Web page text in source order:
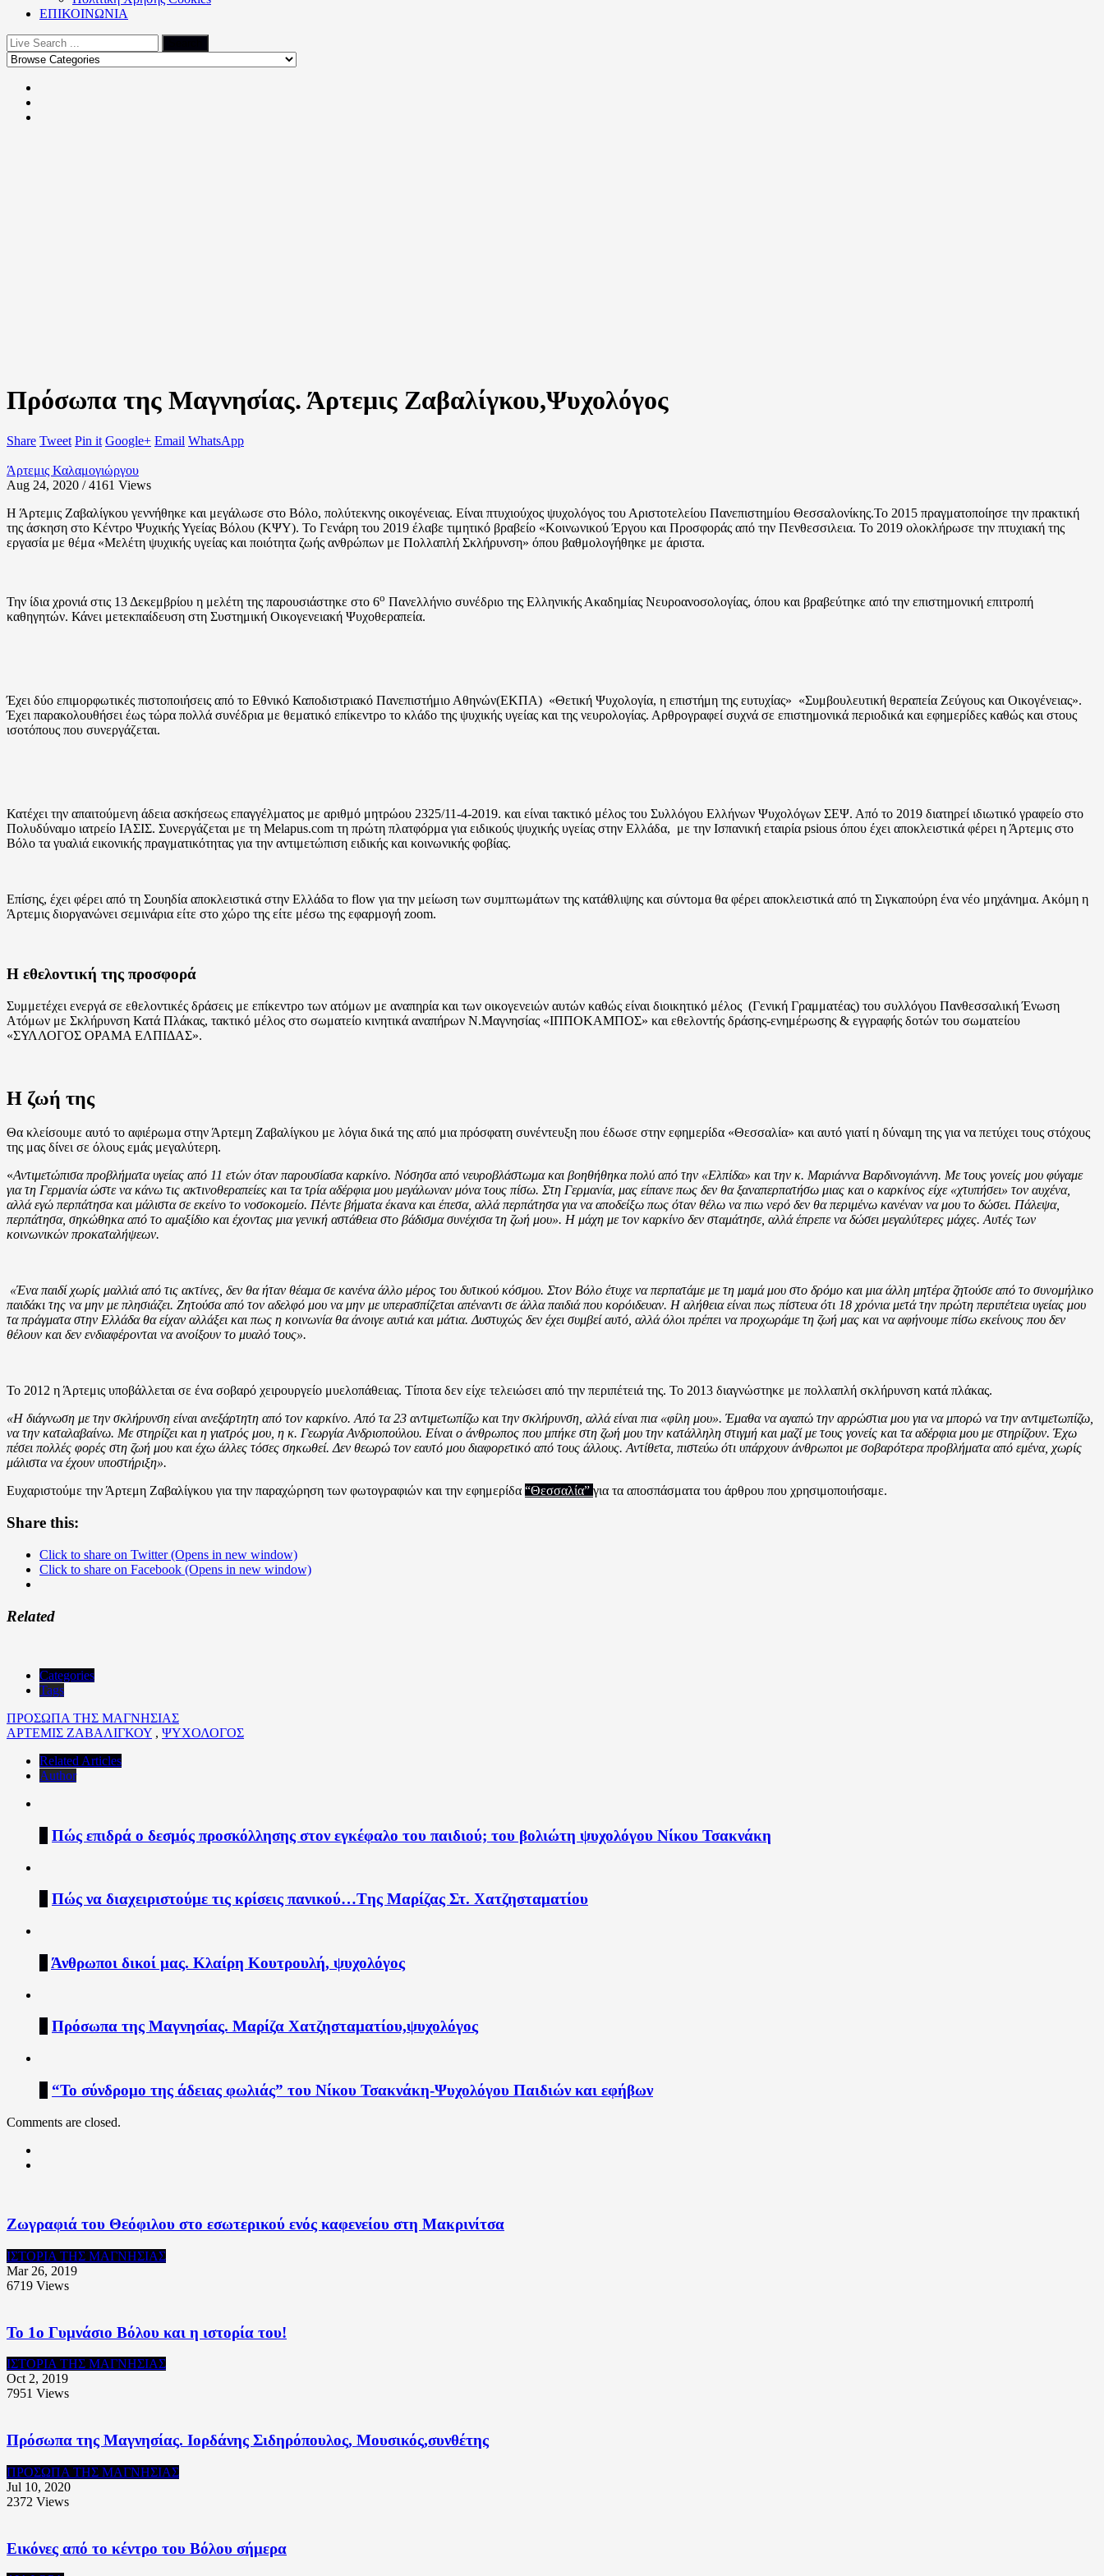
ΕΠΙΚΟΙΝΩΝΙΑ
Πρόσωπα της Μαγνησίας. Άρτεμις Ζαβαλίγκου,Ψυχολόγος
Share Tweet Pin it Google+ Email WhatsApp
Άρτεμις Καλαμογιώργου
Aug 24, 2020 / 4161 Views
Η Άρτεμις Ζαβαλίγκου γεννήθηκε και μεγάλωσε στο Βόλο, πολύτεκνης οικογένειας. Είναι πτυχιούχος ψυχολόγος του Αριστοτελείου Πανεπιστημίου Θεσσαλονίκης.Το 2015 πραγματοποίησε την πρακτική
της άσκηση στο Κέντρο Ψυχικής Υγείας Βόλου (ΚΨΥ). Το Γενάρη του 2019 έλαβε τιμητικό βραβείο «Κοινωνικού Έργου και Προσφοράς από την Πενθεσσιλεια. Το 2019 ολοκλήρωσε την πτυχιακή της
εργασία με θέμα «Μελέτη ψυχικής υγείας και ποιότητα ζωής ανθρώπων με Πολλαπλή Σκλήρυνση» όπου βαθμολογήθηκε με άριστα.
Την ίδια χρονιά στις 13 Δεκεμβρίου η μελέτη της παρουσιάστηκε στο 6ο Πανελλήνιο συνέδριο της Ελληνικής Ακαδημίας Νευροανοσολογίας, όπου και βραβεύτηκε από την επιστημονική επιτροπή
καθηγητών. Κάνει μετεκπαίδευση στη Συστημική Οικογενειακή Ψυχοθεραπεία.
Έχει δύο επιμορφωτικές πιστοποιήσεις από το Εθνικό Καποδιστριακό Πανεπιστήμιο Αθηνών(ΕΚΠΑ) «Θετική Ψυχολογία, η επιστήμη της ευτυχίας» «Συμβουλευτική θεραπεία Ζεύγους και Οικογένειας».
Έχει παρακολουθήσει έως τώρα πολλά συνέδρια με θεματικό επίκεντρο το κλάδο της ψυχικής υγείας και της νευρολογίας. Αρθρογραφεί συχνά σε επιστημονικά περιοδικά και εφημερίδες καθώς και στους
ισοτόπους που συνεργάζεται.
Κατέχει την απαιτούμενη άδεια ασκήσεως επαγγέλματος με αριθμό μητρώου 2325/11-4-2019. και είναι τακτικό μέλος του Συλλόγου Ελλήνων Ψυχολόγων ΣΕΨ. Από το 2019 διατηρεί ιδιωτικό γραφείο στο
Πολυδύναμο ιατρείο ΙΑΣΙΣ. Συνεργάζεται με τη Melapus.com τη πρώτη πλατφόρμα για ειδικούς ψυχικής υγείας στην Ελλάδα, με την Ισπανική εταιρία psious όπου έχει αποκλειστικά φέρει η Άρτεμις στο
Βόλο τα γυαλιά εικονικής πραγματικότητας για την αντιμετώπιση ειδικής και κοινωνικής φοβίας.
Επίσης, έχει φέρει από τη Σουηδία αποκλειστικά στην Ελλάδα το flow για την μείωση των συμπτωμάτων της κατάθλιψης και σύντομα θα φέρει αποκλειστικά από τη Σιγκαπούρη ένα νέο μηχάνημα. Ακόμη η
Άρτεμις διοργανώνει σεμινάρια είτε στο χώρο της είτε μέσω της εφαρμογή zoom.
Η εθελοντική της προσφορά
Συμμετέχει ενεργά σε εθελοντικές δράσεις με επίκεντρο των ατόμων με αναπηρία και των οικογενειών αυτών καθώς είναι διοικητικό μέλος (Γενική Γραμματέας) του συλλόγου Πανθεσσαλική Ένωση
Ατόμων με Σκλήρυνση Κατά Πλάκας, τακτικό μέλος στο σωματείο κινητικά αναπήρων Ν.Μαγνησίας «ΙΠΠΟΚΑΜΠΟΣ» και εθελοντής δράσης-ενημέρωσης & εγγραφής δοτών του σωματείου
«ΣΥΛΛΟΓΟΣ ΟΡΑΜΑ ΕΛΠΙΔΑΣ».
Η ζωή της
Θα κλείσουμε αυτό το αφιέρωμα στην Άρτεμη Ζαβαλίγκου με λόγια δικά της από μια πρόσφατη συνέντευξη που έδωσε στην εφημερίδα «Θεσσαλία» και αυτό γιατί η δύναμη της για να πετύχει τους στόχους
της μας δίνει σε όλους εμάς μεγαλύτερη.
«Αντιμετώπισα προβλήματα υγείας από 11 ετών όταν παρουσίασα καρκίνο. Νόσησα από νευροβλάστωμα και βοηθήθηκα πολύ από την «Ελπίδα» και την κ. Μαριάννα Βαρδινογιάννη. Με τους γονείς μου φύγαμε
για τη Γερμανία ώστε να κάνω τις ακτινοθεραπείες και τα τρία αδέρφια μου μεγάλωναν μόνα τους πίσω. Στη Γερμανία, μας είπανε πως δεν θα ξαναπερπατήσω μιας και ο καρκίνος είχε «χτυπήσει» τον αυχένα,
αλλά εγώ περπάτησα και μάλιστα σε εκείνο το νοσοκομείο. Πέντε βήματα έκανα και έπεσα, αλλά περπάτησα για να αποδείξω πως όταν θέλω να πιω νερό δεν θα περιμένω κανέναν να μου το δώσει. Πάλεψα,
περπάτησα, σηκώθηκα από το αμαξίδιο και έχοντας μια γενική αστάθεια στο βάδισμα συνέχισα τη ζωή μου». Η μάχη με τον καρκίνο δεν σταμάτησε, αλλά έπρεπε να δώσει μεγαλύτερες μάχες. Αυτές των
κοινωνικών προκαταλήψεων.
«Ένα παιδί χωρίς μαλλιά από τις ακτίνες, δεν θα ήταν θέαμα σε κανένα άλλο μέρος του δυτικού κόσμου. Στον Βόλο έτυχε να περπατάμε με τη μαμά μου στο δρόμο και μια άλλη μητέρα ζητούσε από το συνομήλικο
παιδάκι της να μην με πλησιάζει. Ζητούσα από τον αδελφό μου να μην με υπερασπίζεται απέναντι σε άλλα παιδιά που κορόιδευαν. Η αλήθεια είναι πως πίστευα ότι 18 χρόνια μετά την πρώτη περιπέτεια υγείας μου
τα πράγματα στην Ελλάδα θα είχαν αλλάξει και πως η κοινωνία θα άνοιγε αυτιά και μάτια. Δυστυχώς δεν έχει συμβεί αυτό, αλλά όλοι πρέπει να προχωράμε τη ζωή μας και να αφήνουμε πίσω εκείνους που δεν
θέλουν και δεν ενδιαφέρονται να ανοίξουν το μυαλό τους».
Το 2012 η Άρτεμις υποβάλλεται σε ένα σοβαρό χειρουργείο μυελοπάθειας. Τίποτα δεν είχε τελειώσει από την περιπέτειά της. Το 2013 διαγνώστηκε με πολλαπλή σκλήρυνση κατά πλάκας.
«Η διάγνωση με την σκλήρυνση είναι ανεξάρτητη από τον καρκίνο. Από τα 23 αντιμετωπίζω και την σκλήρυνση, αλλά είναι πια «φίλη μου». Έμαθα να αγαπώ την αρρώστια μου για να μπορώ να την αντιμετωπίζω,
να την καταλαβαίνω. Με στηρίζει και η γιατρός μου, η κ. Γεωργία Ανδριοπούλου. Είναι ο άνθρωπος που μπήκε στη ζωή μου την κατάλληλη στιγμή και μαζί με τους γονείς και τα αδέρφια μου με στηρίζουν. Έχω
πέσει πολλές φορές στη ζωή μου και έχω άλλες τόσες σηκωθεί. Δεν θεωρώ τον εαυτό μου διαφορετικό από τους άλλους. Αντίθετα, πιστεύω ότι υπάρχουν άνθρωποι με σοβαρότερα προβλήματα από εμένα, χωρίς
μάλιστα να έχουν υποστήριξη».
Ευχαριστούμε την Άρτεμη Ζαβαλίγκου για την παραχώρηση των φωτογραφιών και την εφημερίδα “Θεσσαλία” για τα αποσπάσματα του άρθρου που χρησιμοποιήσαμε.
Share this:
Click to share on Twitter (Opens in new window)
Click to share on Facebook (Opens in new window)
Related
Categories
Tags
ΠΡΟΣΩΠΑ ΤΗΣ ΜΑΓΝΗΣΙΑΣ
ΑΡΤΕΜΙΣ ΖΑΒΑΛΙΓΚΟΥ , ΨΥΧΟΛΟΓΟΣ
Related Articles
Author
Πώς επιδρά ο δεσμός προσκόλλησης στον εγκέφαλο του παιδιού; του βολιώτη ψυχολόγου Νίκου Τσακνάκη
Πώς να διαχειριστούμε τις κρίσεις πανικού…Tης Μαρίζας Στ. Χατζησταματίου
Άνθρωποι δικοί μας. Κλαίρη Κουτρουλή, ψυχολόγος
Πρόσωπα της Μαγνησίας. Μαρίζα Χατζησταματίου,ψυχολόγος
“Το σύνδρομο της άδειας φωλιάς” του Νίκου Τσακνάκη-Ψυχολόγου Παιδιών και εφήβων
Comments are closed.
Ζωγραφιά του Θεόφιλου στο εσωτερικού ενός καφενείου στη Μακρινίτσα
ΙΣΤΟΡΙΑ ΤΗΣ ΜΑΓΝΗΣΙΑΣ
Mar 26, 2019
6719 Views
Το 1o Γυμνάσιο Βόλου και η ιστορία του!
ΙΣΤΟΡΙΑ ΤΗΣ ΜΑΓΝΗΣΙΑΣ
Oct 2, 2019
7951 Views
Πρόσωπα της Μαγνησίας. Ιορδάνης Σιδηρόπουλος, Μουσικός,συνθέτης
ΠΡΟΣΩΠΑ ΤΗΣ ΜΑΓΝΗΣΙΑΣ
Jul 10, 2020
2372 Views
Εικόνες από το κέντρο του Βόλου σήμερα